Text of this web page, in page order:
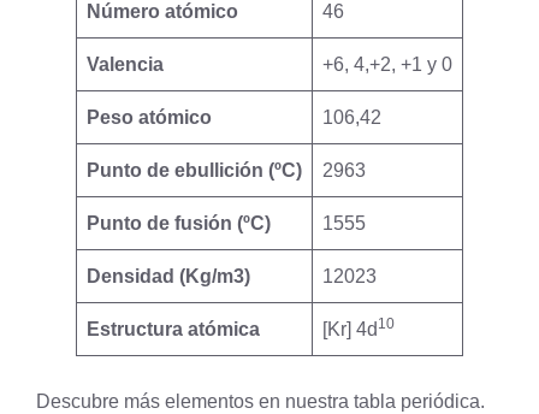
Número atómico 46
Valencia +6, 4,+2, +1 y 0
Peso atómico 106,42
Punto de ebullición (ºC) 2963
Punto de fusión (ºC) 1555
Densidad (Kg/m3) 12023
Estructura atómica [Kr] 4d 10
Descubre más elementos en nuestra tabla periódica.